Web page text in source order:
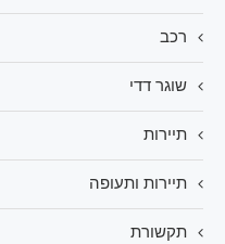
רכב
שוגר דדי
תיירות
תיירות ותעופה
תקשורת